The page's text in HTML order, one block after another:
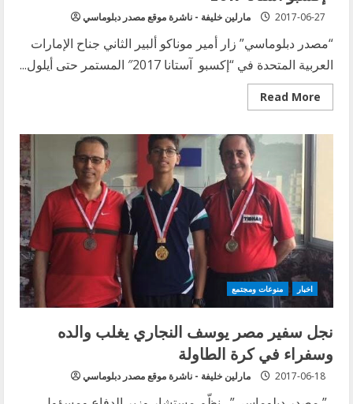
مارلين خليفة - ناشرة موقع مصدر دبلوماسي 2017-06-27
“مصدر دبلوماسي” زار أمير موناكو ألبير الثاني جناح الإمارات
العربية المتحدة في “إكسبو آستانا 2017″ المستمر حتى أيلول...
Read More
Read
more
موناكو
ألبير
الثاني
يزور
جناح
الإمارات
في
“إكسبو
آستانا
2017”:
اخبار منوعات ومجتمع
نجل سفير مصر يوسف النجاري يغلب والده
وسفراء في كرة الطاولة
مارلين خليفة - ناشرة موقع مصدر دبلوماسي 2017-06-18